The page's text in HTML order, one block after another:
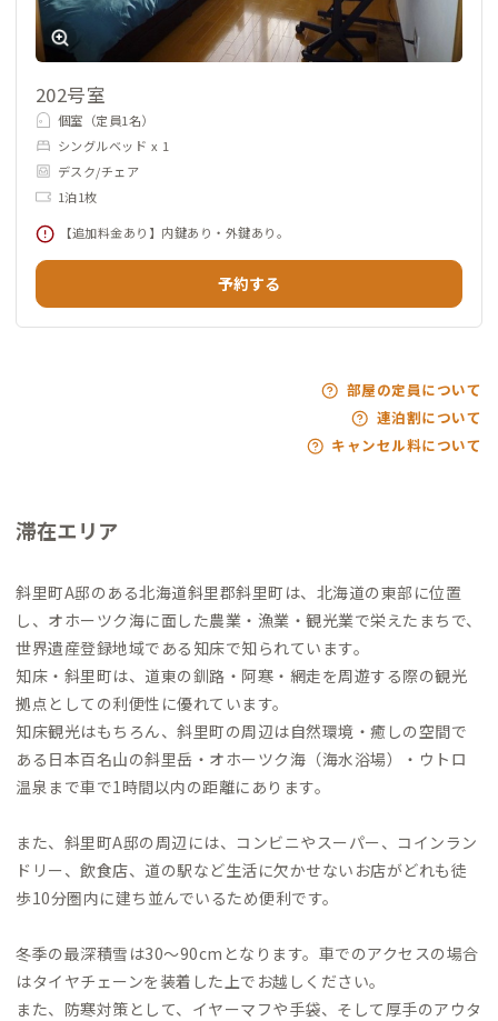
202号室
個室（定員1名）
シングルベッド x 1
デスク/チェア
1泊1枚
【追加料金あり】内鍵あり・外鍵あり。
予約する
部屋の定員について
連泊割について
キャンセル料について
滞在エリア
斜里町A邸のある北海道斜里郡斜里町は、北海道の東部に位置
し、オホーツク海に面した農業・漁業・観光業で栄えたまちで、
世界遺産登録地域である知床で知られています。
知床・斜里町は、道東の釧路・阿寒・網走を周遊する際の観光
拠点としての利便性に優れています。
知床観光はもちろん、斜里町の周辺は自然環境・癒しの空間で
ある日本百名山の斜里岳・オホーツク海（海水浴場）・ウトロ
温泉まで車で1時間以内の距離にあります。
また、斜里町A邸の周辺には、コンビニやスーパー、コインラン
ドリー、飲食店、道の駅など生活に欠かせないお店がどれも徒
歩10分圏内に建ち並んでいるため便利です。
冬季の最深積雪は30〜90cmとなります。車でのアクセスの場合
はタイヤチェーンを装着した上でお越しください。
また、防寒対策として、イヤーマフや手袋、そして厚手のアウタ